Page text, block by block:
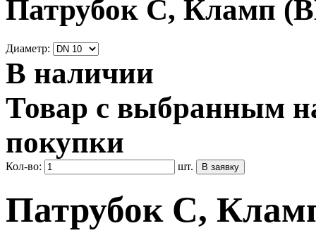
Патрубок С, Кламп
Диаметр:
В наличии
Товар с выбранным
покупки
Кол-во: шт.
Патрубок С,